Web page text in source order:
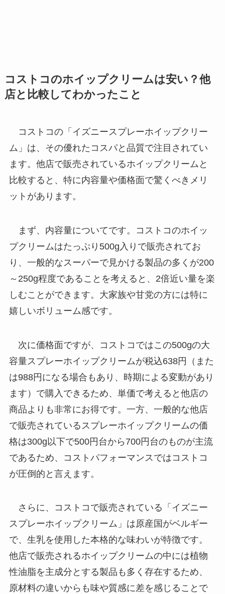
コストコのホイップクリームは安い？他
店と比較してわかったこと
コストコの「イズニースプレーホイップクリー
ム」は、その優れたコスパと品質で注目されてい
ます。他店で販売されているホイップクリームと
比較すると、特に内容量や価格面で驚くべきメリ
ットがあります。
まず、内容量についてです。コストコのホイッ
プクリームはたっぷり500g入りで販売されてお
り、一般的なスーパーで見かける製品の多くが200
～250g程度であることを考えると、2倍近い量を楽
しむことができます。大家族や甘党の方には特に
嬉しいボリューム感です。
次に価格面ですが、コストコではこの500gの大
容量スプレーホイップクリームが税込638円（また
は988円になる場合もあり、時期による変動があり
ます）で購入できるため、単価で考えると他店の
商品よりも非常にお得です。一方、一般的な他店
で販売されているスプレーホイップクリームの価
格は300g以下で500円台から700円台のものが主流
であるため、コストパフォーマンスではコストコ
が圧倒的と言えます。
さらに、コストコで販売されている「イズニー
スプレーホイップクリーム」は原産国がベルギー
で、生乳を使用した本格的な味わいが特徴です。
他店で販売されるホイップクリームの中には植物
性油脂を主成分とする製品も多く存在するため、
原材料の違いからも味や質感に差を感じることで